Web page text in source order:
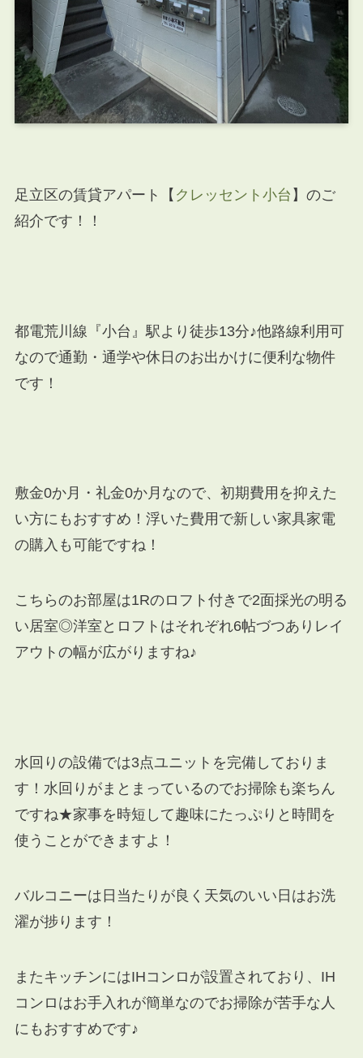
足立区の賃貸アパート【 クレッセント小台 】のご
紹介です！！
都電荒川線『小台』駅より徒歩13分♪他路線利用可
なので通勤・通学や休日のお出かけに便利な物件
です！
敷金0か月・礼金0か月なので、初期費用を抑えた
い方にもおすすめ！浮いた費用で新しい家具家電
の購入も可能ですね！
こちらのお部屋は1Rのロフト付きで2面採光の明る
い居室◎洋室とロフト はそれぞれ6帖づつありレイ
アウトの幅が広がりますね♪
水回りの設備では3点ユニットを完備しておりま
す！水回りがまとまっているのでお掃除も楽ちん
ですね★家事を時短して趣味にたっぷりと時間を
使うことができますよ！
バルコニーは日当たりが良く天気のいい日はお洗
濯が捗ります！
またキッチンにはIHコンロが設置されており、IH
コンロはお手入れが簡単なのでお掃除が苦手な人
にもおすすめです♪